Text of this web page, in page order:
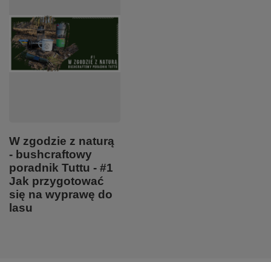
W zgodzie z naturą
- bushcraftowy
poradnik Tuttu - #1
Jak przygotować
się na wyprawę do
lasu